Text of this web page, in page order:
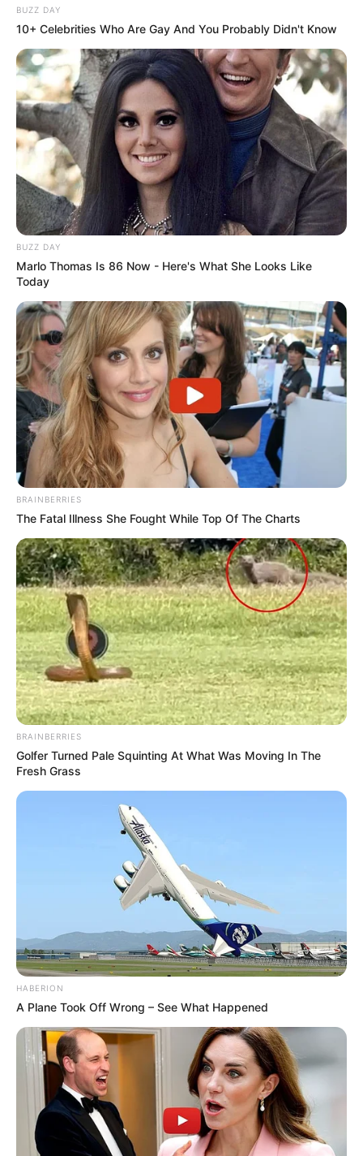
BUZZ DAY
10+ Celebrities Who Are Gay And You Probably Didn't Know
BUZZ DAY
Marlo Thomas Is 86 Now - Here's What She Looks Like
Today
BRAINBERRIES
The Fatal Illness She Fought While Top Of The Charts
BRAINBERRIES
Golfer Turned Pale Squinting At What Was Moving In The
Fresh Grass
HABERION
A Plane Took Off Wrong – See What Happened